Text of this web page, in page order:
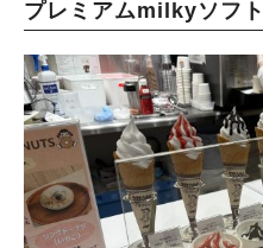
プレミアムmilkyソフ